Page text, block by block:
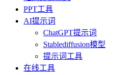
PPT工具
AI提示词
ChatGPT提示词
Stablediffusion模型
提示词工具
在线工具